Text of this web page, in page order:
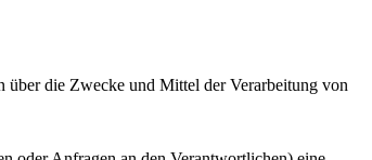
über die Zwecke und Mittel der Verarbeitung von